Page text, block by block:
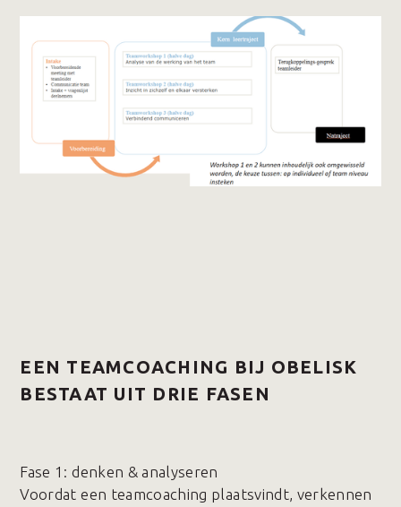
EEN TEAMCOACHING BIJ OBELISK
BESTAAT UIT DRIE FASEN
Fase 1️: denken & analyseren
Voordat een teamcoaching plaatsvindt, verkennen